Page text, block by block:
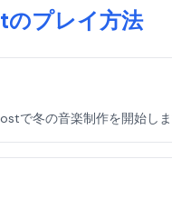
プレイ方法
で冬の音楽制作を開始しま